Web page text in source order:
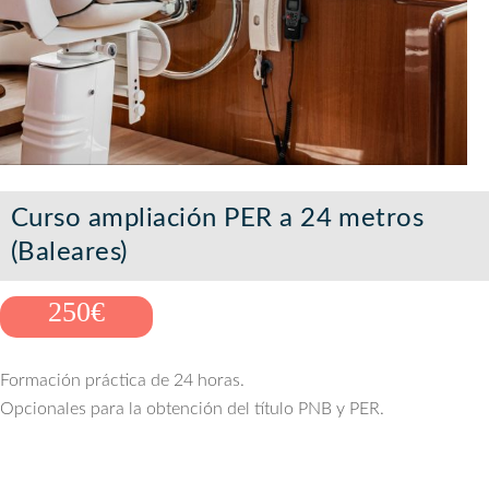
Curso ampliación PER a 24 metros
(Baleares)
250€
Formación práctica de 24 horas.
Opcionales para la obtención del título PNB y PER.